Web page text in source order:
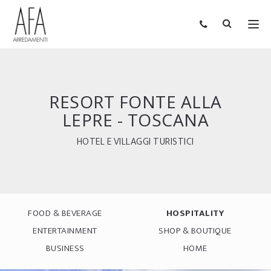
RESORT FONTE ALLA
LEPRE - TOSCANA
HOTEL E VILLAGGI TURISTICI
FOOD & BEVERAGE
HOSPITALITY
ENTERTAINMENT
SHOP & BOUTIQUE
BUSINESS
HOME